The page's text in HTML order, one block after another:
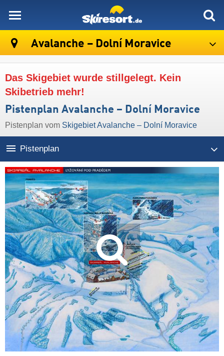
Avalanche – Dolní Moravice
Das Skigebiet wurde stillgelegt. Kein
Skibetrieb mehr!
Pistenplan Avalanche – Dolní Moravice
Pistenplan vom Skigebiet Avalanche – Dolní Moravice
Pistenplan